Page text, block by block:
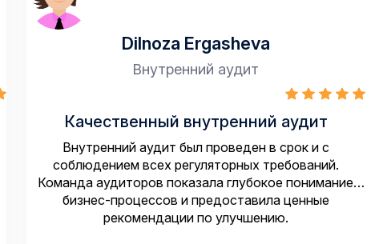
Dilnoza Ergasheva
Внутренний аудит
Качественный внутренний аудит
Внутренний аудит был проведен в срок и с
соблюдением всех регуляторных требований.
Команда аудиторов показала глубокое понимание
бизнес-процессов и предоставила ценные
рекомендации по улучшению.